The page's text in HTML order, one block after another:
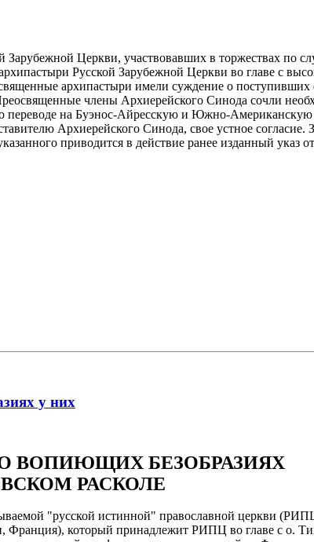
Зарубежной Церкви, участвовавших в торжествах
Русской Зарубежной Церкви во главе с
архипастыри имели суждение о поступивших
члены Архиерейского Синода сочли
переводе на Буэнос-Айресскую и Южно-
Архиерейского Синода, свое устное согласие.
приводится в действие ранее изданный указ
у них
ВОПИЮЩИХ БЕЗОБРАЗИЯХ
РАСКОЛЕ
"русской истинной" православной церкви
который принадлежит РИПЦ во главе с о.